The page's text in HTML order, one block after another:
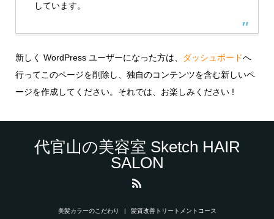
しています。
新しく WordPress ユーザーになった方は、 ダッシュボードへ
行ってこのページを削除し、独自のコンテンツを含む新しいペ
ージを作成してください。それでは、お楽しみください !
代官山の美容室 Sketch HAIR
SALON
美髪カラーのこだわり 髪質改善トリートメントコース